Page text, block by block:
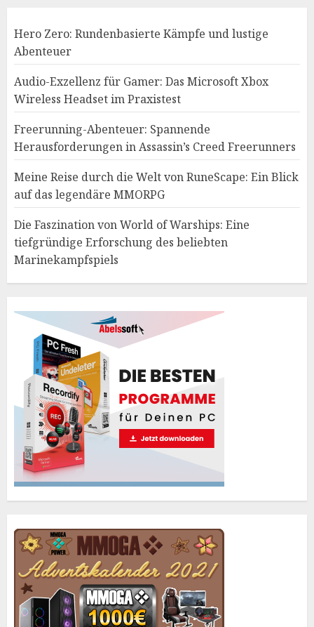
Hero Zero: Rundenbasierte Kämpfe und lustige
Abenteuer
Audio-Exzellenz für Gamer: Das Microsoft Xbox
Wireless Headset im Praxistest
Freerunning-Abenteuer: Spannende
Herausforderungen in Assassin’s Creed Freerunners
Meine Reise durch die Welt von RuneScape: Ein Blick
auf das legendäre MMORPG
Die Faszination von World of Warships: Eine
tiefgründige Erforschung des beliebten
Marinekampfspiels